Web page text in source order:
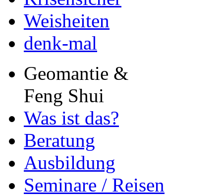
Weisheiten
denk-mal
Geomantie &
Feng Shui
Was ist das?
Beratung
Ausbildung
Seminare / Reisen